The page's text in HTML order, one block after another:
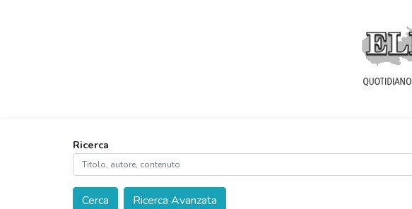
Ricerca
Cerca Ricerca Avanzata